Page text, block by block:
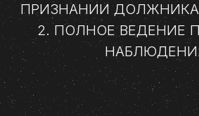
ПРИЗНАНИИ
2. ПОЛНОЕ ВЕДЕНИЕ